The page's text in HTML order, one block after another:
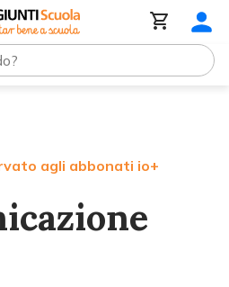
agli abbonati io+